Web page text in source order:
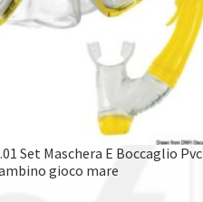
Set Maschera E Boccaglio Pvc
gioco mare